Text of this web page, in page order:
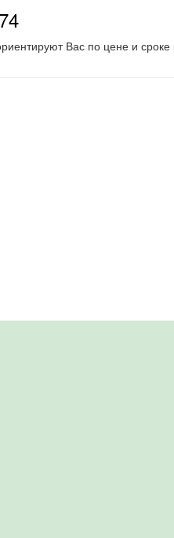
Вас по цене и сроке